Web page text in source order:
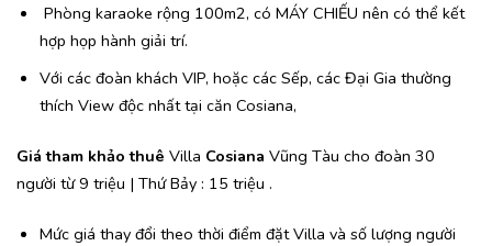
Phòng karaoke rộng 100m2, có MÁY CHIẾU nên có thể kết
hợp họp hành giải trí.
Với các đoàn khách VIP, hoặc các Sếp, các Đại Gia thường
thích View độc nhất tại căn Cosiana,
Giá tham khảo thuê Villa Cosiana Vũng Tàu cho đoàn 30
người từ 9 triệu | Thứ Bảy : 15 triệu .
Mức giá thay đổi theo thời điểm đặt Villa và số lượng người